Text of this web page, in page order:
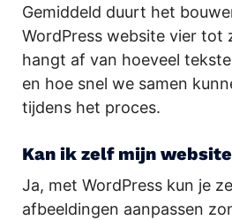
Gemiddeld duurt het
WordPress website vier tot
hangt af van hoeveel
en hoe snel we samen
tijdens het proces.
Kan ik zelf mijn
Ja, met WordPress kun je
afbeeldingen aanpassen